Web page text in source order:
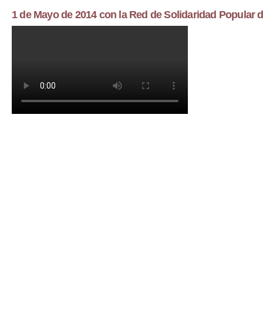
1 de Mayo de 2014 con la Red de Solidaridad Popular